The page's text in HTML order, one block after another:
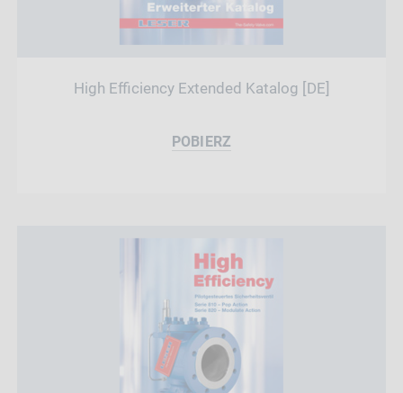
High Efficiency Extended Katalog [DE]
POBIERZ